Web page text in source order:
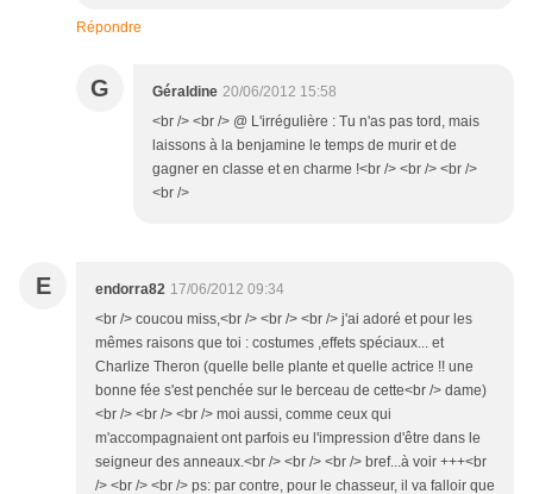
Répondre
G Géraldine 20/06/2012 15:58
<br /> <br /> @ L'irrégulière : Tu n'as pas tord, mais
laissons à la benjamine le temps de murir et de
gagner en classe et en charme !<br /> <br /> <br />
<br />
E endorra82 17/06/2012 09:34
<br /> coucou miss,<br /> <br /> <br /> j'ai adoré et pour les
mêmes raisons que toi : costumes ,effets spéciaux... et
Charlize Theron (quelle belle plante et quelle actrice !! une
bonne fée s'est penchée sur le berceau de cette<br /> dame)
<br /> <br /> <br /> moi aussi, comme ceux qui
m'accompagnaient ont parfois eu l'impression d'être dans le
seigneur des anneaux.<br /> <br /> <br /> bref...à voir +++<br
/> <br /> <br /> ps: par contre, pour le chasseur, il va falloir que